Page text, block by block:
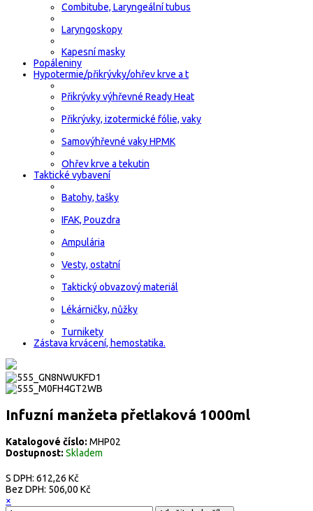
Combitube, Laryngeální tubus
Laryngoskopy
Kapesní masky
Popáleniny
Hypotermie/přikrývky/ohřev krve a t
Přikrývky výhřevné Ready Heat
Přikrývky, izotermické fólie, vaky
Samovýhřevné vaky HPMK
Ohřev krve a tekutin
Taktické vybavení
Batohy, tašky
IFAK, Pouzdra
Ampulária
Vesty, ostatní
Taktický obvazový materiál
Lékárničky, nůžky
Turnikety
Zástava krvácení, hemostatika.
Infuzní manžeta přetlaková 1000ml
Katalogové číslo: MHP02
Dostupnost: Skladem
S DPH: 612,26 Kč
Bez DPH: 506,00 Kč
×